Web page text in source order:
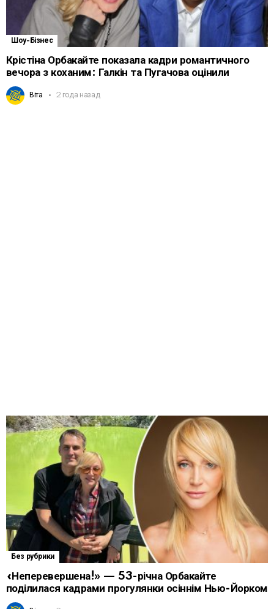
Шоу-Бізнес
Крістіна Орбакайте показала кадри романтичного
вечора з коханим: Галкін та Пугачова оцінили
Віта 2 года назад
Без рубрики
«Неперевершена!» — 53-річна Орбакайте
поділилася кадрами прогулянки осіннім Нью-Йорком